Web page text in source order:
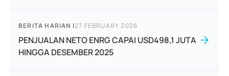
BERITA HARIAN |27 FEBRUARY 2026
PENJUALAN NETO ENRG CAPAI USD498,1 JUTA
HINGGA DESEMBER 2025